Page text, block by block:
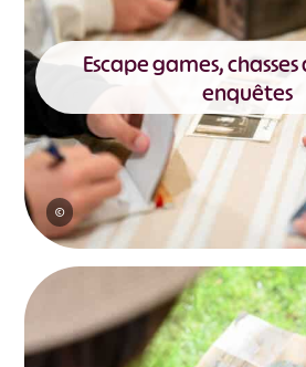
©
Escape games,
enquêtes